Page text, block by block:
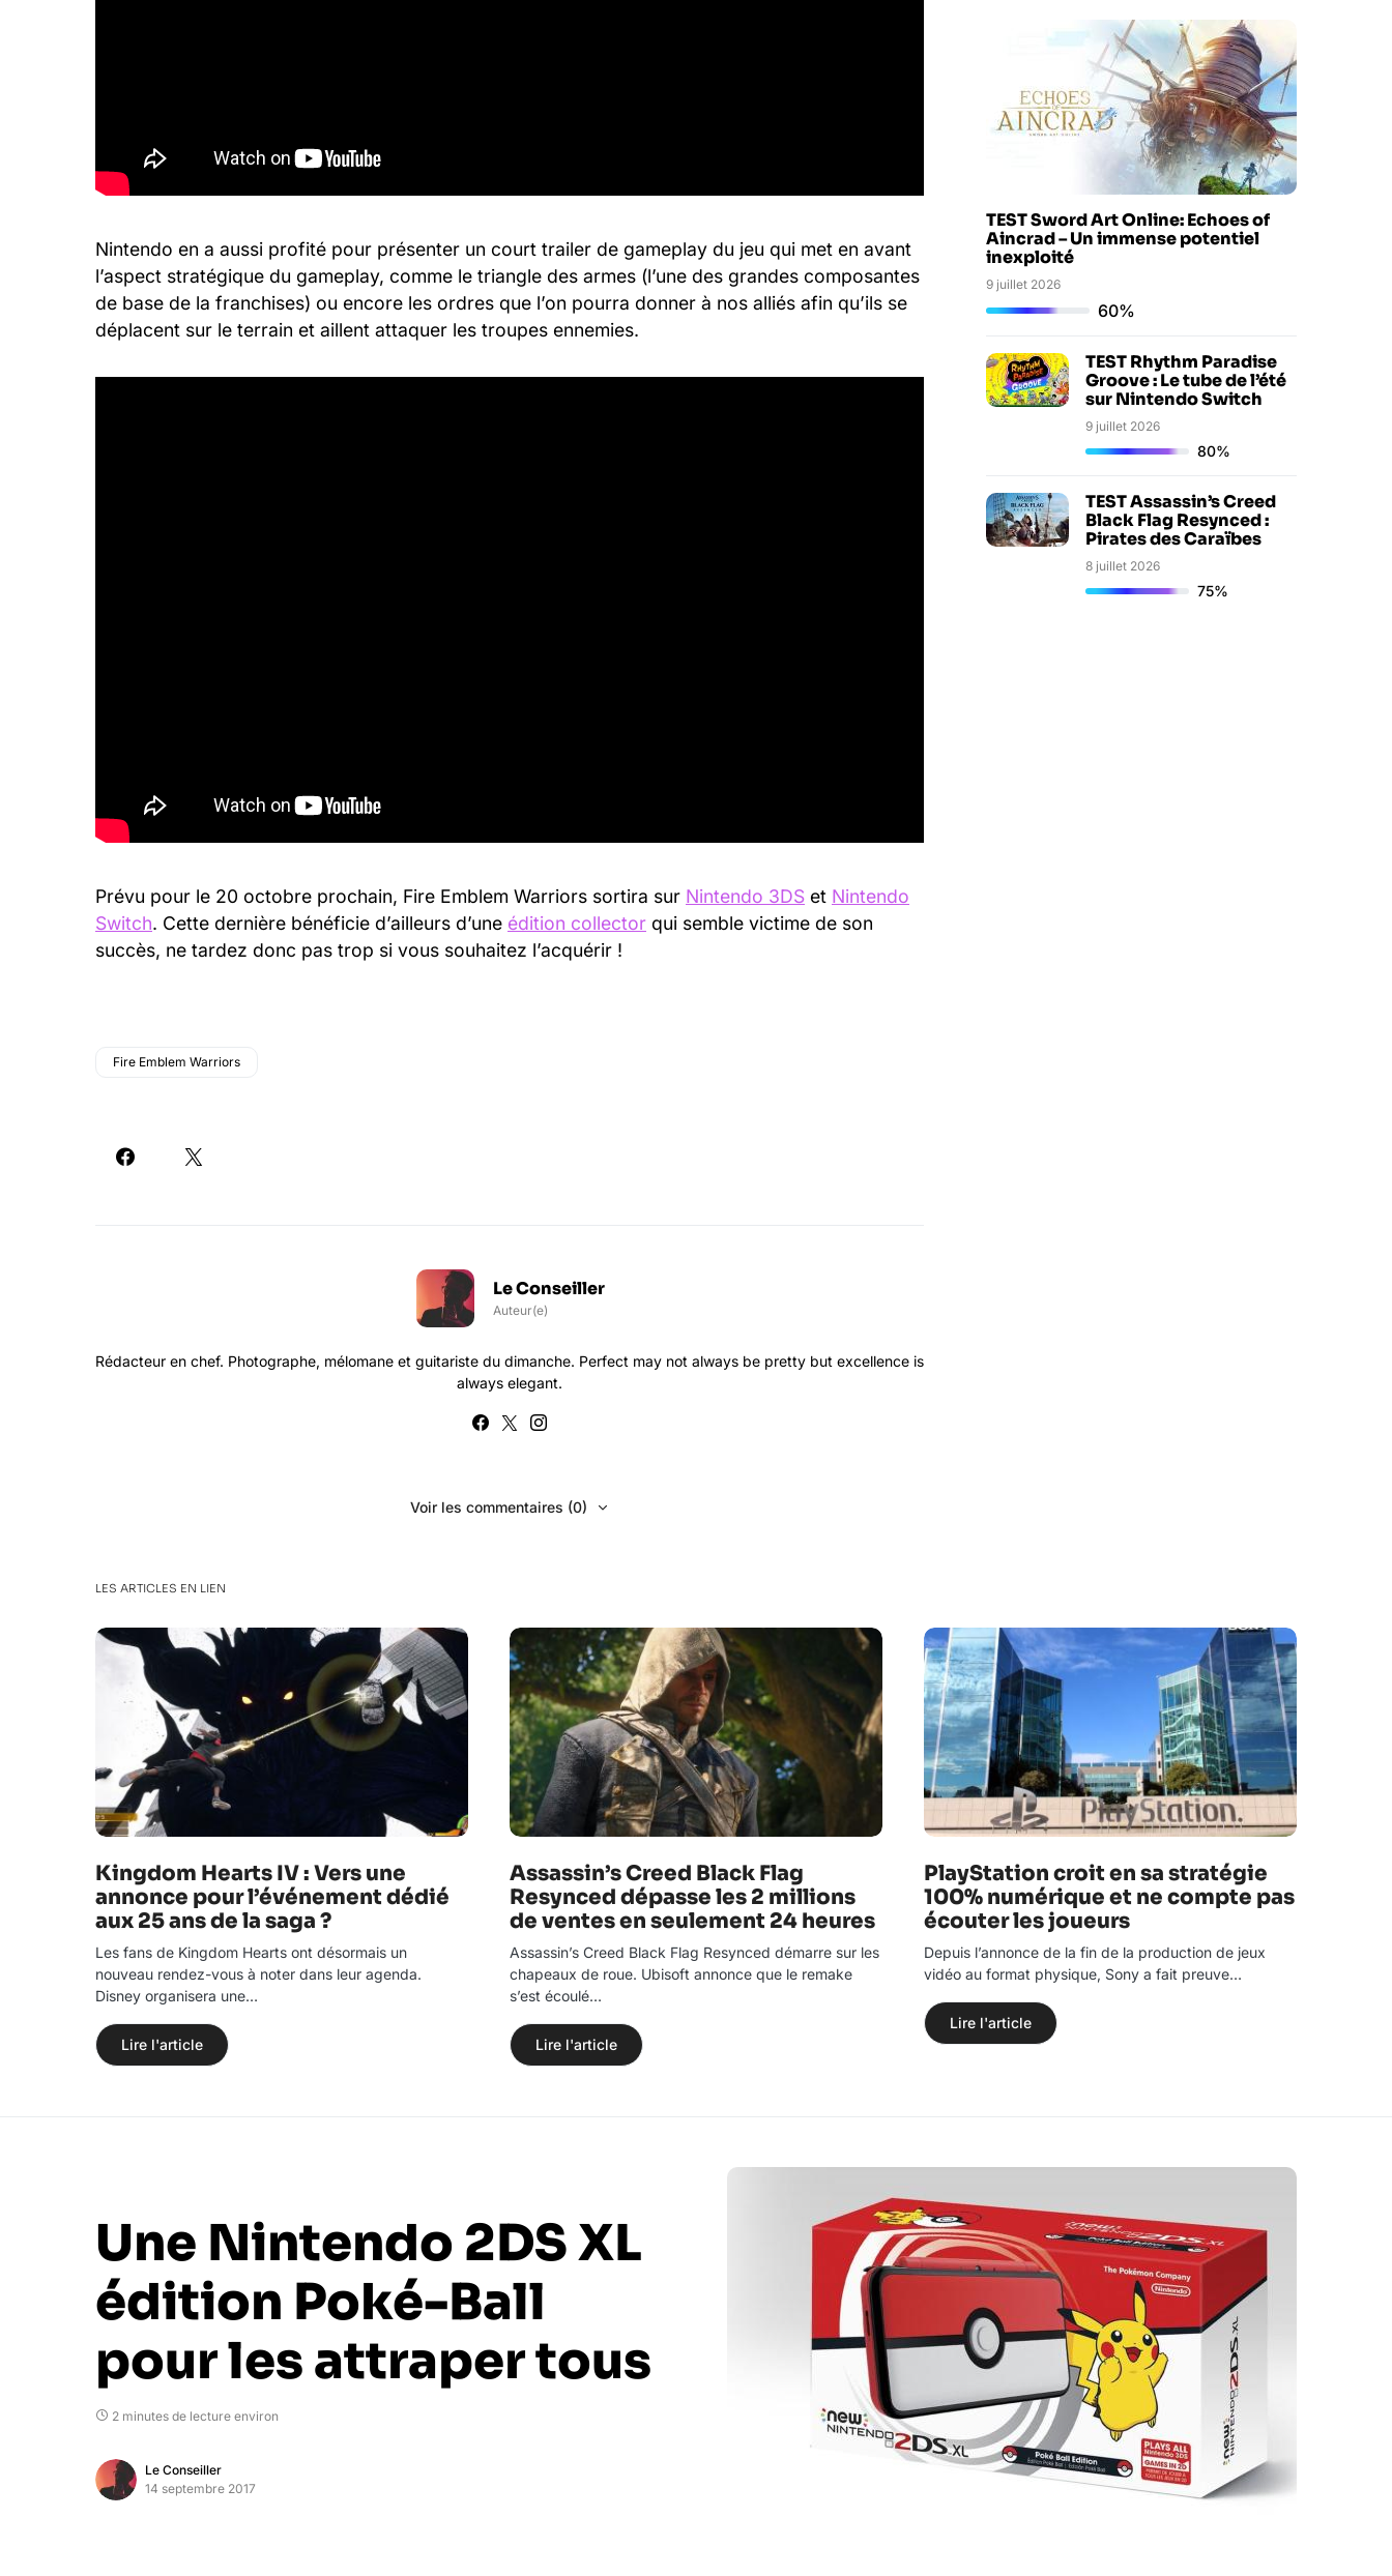
Nintendo en a aussi profité pour présenter un court trailer de gameplay du jeu qui met en avant
l’aspect stratégique du gameplay, comme le triangle des armes (l’une des grandes composantes
de base de la franchises) ou encore les ordres que l’on pourra donner à nos alliés afin qu’ils se
déplacent sur le terrain et aillent attaquer les troupes ennemies.
Prévu pour le 20 octobre prochain, Fire Emblem Warriors sortira sur Nintendo 3DS et Nintendo
Switch. Cette dernière bénéficie d’ailleurs d’une édition collector qui semble victime de son
succès, ne tardez donc pas trop si vous souhaitez l’acquérir !
Fire Emblem Warriors
Le Conseiller
Auteur(e)
Rédacteur en chef. Photographe, mélomane et guitariste du dimanche. Perfect may not always be pretty but excellence is
always elegant.
Voir les commentaires (0)
TEST Sword Art Online: Echoes of
Aincrad – Un immense potentiel
inexploité
9 juillet 2026
60%
TEST Rhythm Paradise
Groove : Le tube de l’été
sur Nintendo Switch
9 juillet 2026
80%
TEST Assassin’s Creed
Black Flag Resynced :
Pirates des Caraïbes
8 juillet 2026
75%
LES ARTICLES EN LIEN
Kingdom Hearts IV : Vers une
annonce pour l’événement dédié
aux 25 ans de la saga ?
Les fans de Kingdom Hearts ont désormais un
nouveau rendez-vous à noter dans leur agenda.
Disney organisera une…
Lire l'article
Assassin’s Creed Black Flag
Resynced dépasse les 2 millions
de ventes en seulement 24 heures
Assassin’s Creed Black Flag Resynced démarre sur les
chapeaux de roue. Ubisoft annonce que le remake
s’est écoulé…
Lire l'article
PlayStation croit en sa stratégie
100% numérique et ne compte pas
écouter les joueurs
Depuis l’annonce de la fin de la production de jeux
vidéo au format physique, Sony a fait preuve…
Lire l'article
Une Nintendo 2DS XL
édition Poké-Ball
pour les attraper tous
2 minutes de lecture environ
Le Conseiller
14 septembre 2017